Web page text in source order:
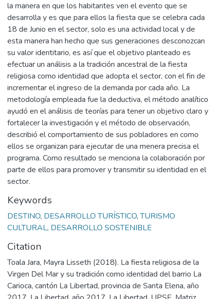
la manera en que los habitantes ven el evento que se
desarrolla y es que para ellos la fiesta que se celebra cada
18 de Junio en el sector, solo es una actividad local y de
esta manera han hecho que sus generaciones desconozcan
su valor identitario, es así que el objetivo planteado es
efectuar un análisis a la tradición ancestral de la fiesta
religiosa como identidad que adopta el sector, con el fin de
incrementar el ingreso de la demanda por cada año. La
metodología empleada fue la deductiva, el método analítico
ayudó en el análisis de teorías para tener un objetivo claro y
fortalecer la investigación y el método de observación,
describió el comportamiento de sus pobladores en como
ellos se organizan para ejecutar de una menera precisa el
programa. Como resultado se menciona la colaboración por
parte de ellos para promover y transmitir su identidad en el
sector.
Keywords
DESTINO, DESARROLLO TURÍSTICO,TURISMO
CULTURAL, DESARROLLO SOSTENIBLE
Citation
Toala Jara, Mayra Lisseth (2018). La fiesta religiosa de la
Virgen Del Mar y su tradición como identidad del barrio La
Carioca, cantón La Libertad, provincia de Santa Elena, año